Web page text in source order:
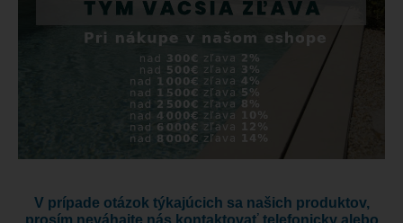
V prípade otázok týkajúcich sa našich produktov,